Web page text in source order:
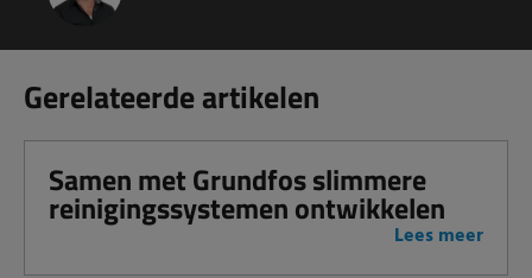
Gerelateerde artikelen
Samen met Grundfos slimmere
reinigingssystemen ontwikkelen
Lees meer